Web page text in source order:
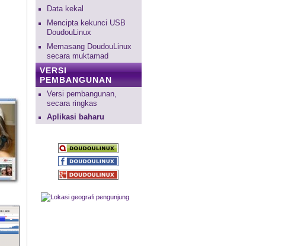
Data kekal
Mencipta kekunci USB
DoudouLinux
Memasang DoudouLinux
secara muktamad
VERSI
PEMBANGUNAN
Versi pembangunan,
secara ringkas
Aplikasi baharu